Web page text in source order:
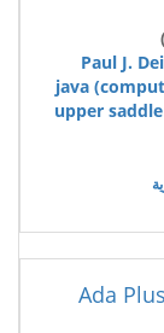
Paul J.
java
upper
Ada